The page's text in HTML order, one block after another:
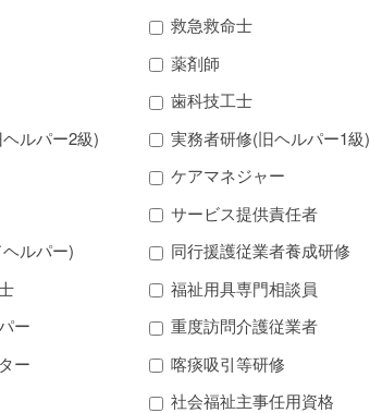
救急救命士
薬剤師
歯科技工士
ルパー2級)
実務者研修(旧ヘルパー1級)
ケアマネジャー
サービス提供責任者
ルパー)
同行援護従業者養成研修
福祉用具専門相談員
ー
重度訪問介護従業者
ー
喀痰吸引等研修
社会福祉主事任用資格